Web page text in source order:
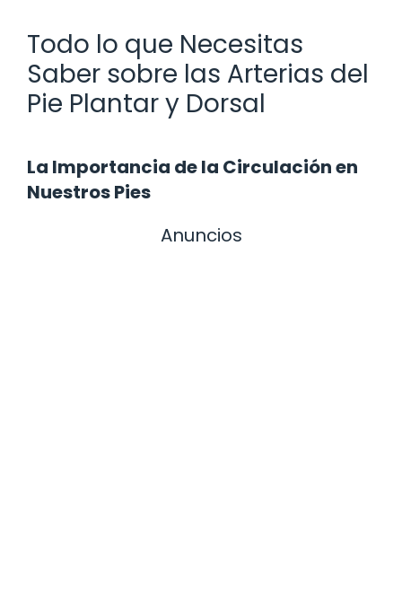
Todo lo que Necesitas
Saber sobre las Arterias del
Pie Plantar y Dorsal
La Importancia de la Circulación en
Nuestros Pies
Anuncios